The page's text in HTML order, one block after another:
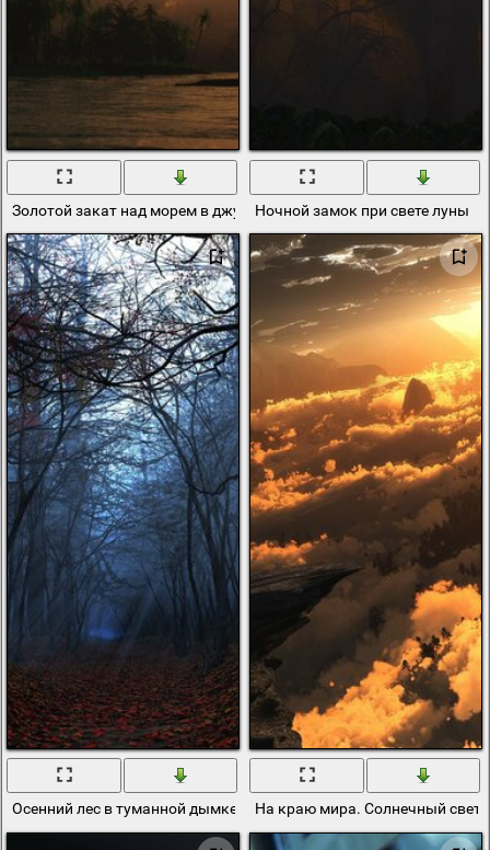
Золотой закат над морем в джунгляхНочной замок при свете луны
Осенний лес в туманной дымке На краю мира. Солнечный свет